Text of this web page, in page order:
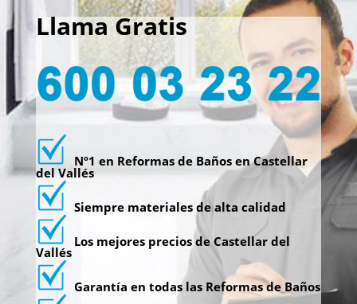
Llama Gratis
Nº1 en Reformas de Baños en Castellar
del Vallés
Siempre materiales de alta calidad
Los mejores precios de Castellar del
Vallés
Garantía en todas las Reformas de Baños